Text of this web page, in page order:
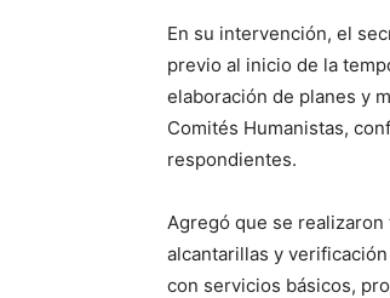
En su intervención, el
previo al inicio de la
elaboración de planes y
Comités Humanistas,
respondientes.
Agregó que se
alcantarillas y
con servicios básicos,